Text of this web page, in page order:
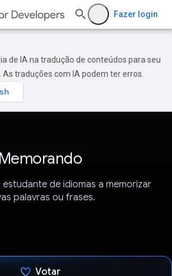
Fazer login
de IA na tradução de conteúdos para seu
traduções com IA podem ter erros.
Memorando
de idiomas a memorizar
palavras ou frases.
Votar